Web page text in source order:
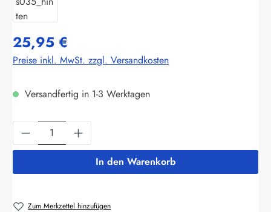
25,95 €
Preise inkl. MwSt. zzgl. Versandkosten
Versandfertig in 1-3 Werktagen
Produkt Anzahl: Gib den gewünschten
In den Warenkorb
Zum Merkzettel hinzufügen